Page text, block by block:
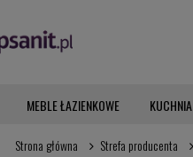
MEBLE ŁAZIENKOWE KUCHNIA
Strona główna Strefa producenta